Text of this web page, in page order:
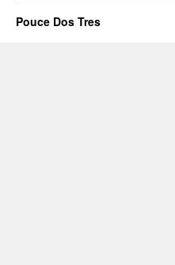
Pouce Dos Tres